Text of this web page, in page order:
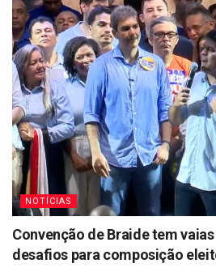
NOTÍCIAS
Convenção de Braide tem
desafios para composição